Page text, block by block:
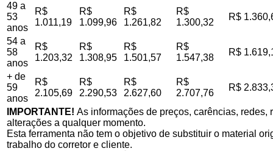
49 a
53
anos
R$
1.011,19
R$
1.099,96
R$
1.261,82
R$
1.300,32
R$
54 a
58
anos
R$
1.203,32
R$
1.308,95
R$
1.501,57
R$
1.547,38
R$
+ de
59
anos
R$
2.105,69
R$
2.290,53
R$
2.627,60
R$
2.707,76
R$
IMPORTANTE! As informações de preços, carências,
alterações a qualquer momento.
Esta ferramenta não tem o objetivo de substituir o material
trabalho do corretor e cliente.